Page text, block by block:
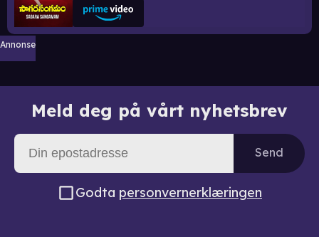
Annonse
Meld deg på vårt nyhetsbrev
Send
Godta personvernerklæringen